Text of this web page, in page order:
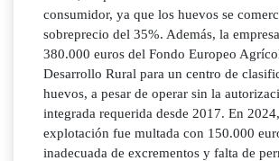
consumidor, ya que los huevos se
sobreprecio del 35%. Además, la
380.000 euros del Fondo Europeo
Desarrollo Rural para un centro de
huevos, a pesar de operar sin la
integrada requerida desde 2017. En
explotación fue multada con 150.000
inadecuada de excrementos y falta de